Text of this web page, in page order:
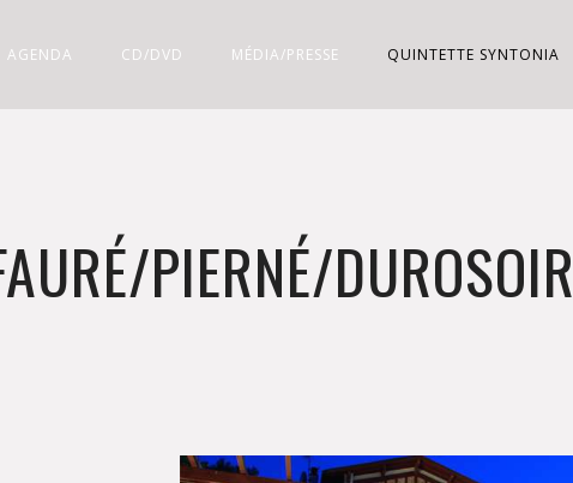
AGENDA CD/DVD MÉDIA/PRESSE QUINTETTE SYNTONIA
PIERNÉ/DUROSOIR